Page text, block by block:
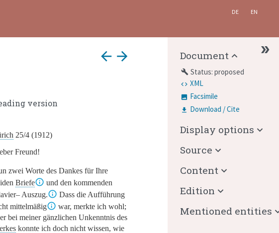
DE EN
arrow_back arrow_forward
version
25/4 (1912)
Freund!
zwei Worte des Dankes für Ihre
Briefe
und den kommenden
Auszug.
Dass die Aufführung
mittelmäßig
war, merkte ich wohl;
bei meiner gänzlichen Unkenntnis des
konnte ich doch nicht wissen, wie
Document
build Status: proposed
XML
Facsimile
Download / Cite
Display options
Source
Content
Edition
Mentioned entities